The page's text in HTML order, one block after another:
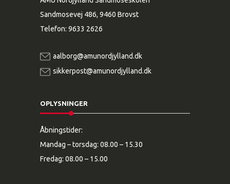
Sandmosevej 486, 9460 Brovst
Telefon: 9633 2626
aalborg@amunordjylland.dk
sikkerpost@amunordjylland.dk
OPLYSNINGER
Åbningstider:
Mandag – torsdag: 08.00 – 15.30
Fredag: 08.00 – 15.00